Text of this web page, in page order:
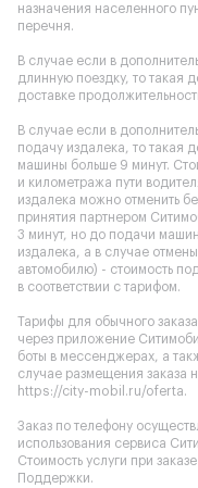
назначения населенного
перечня.
В случае если в
длинную поездку, то такая
доставке
В случае если в
подачу издалека, то такая
машины больше 9 минут.
и километража пути
издалека можно отменить
принятия партнером
3 минут, но до подачи
издалека, а в случае
автомобилю) - стоимость
в соответствии с тарифом.
Тарифы для обычного
через приложение
боты в мессенджерах, а
случае размещения заказа
https://city-mobil.ru/oferta.
Заказ по телефону
использования сервиса
Стоимость услуги при
Поддержки.